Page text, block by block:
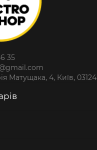
35
Матущака, 4, Київ, 03124